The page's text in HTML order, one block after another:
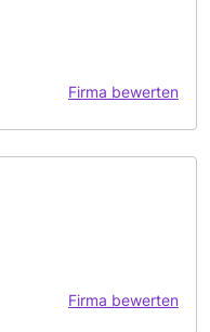
Firma bewerten
Firma bewerten